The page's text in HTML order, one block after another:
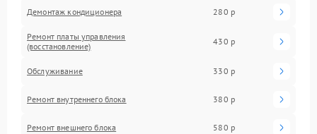
Демонтаж кондиционера 280 р
Ремонт платы управления
(восстановление)
430 р
Обслуживание 330 р
Ремонт внутреннего блока 380 р
Ремонт внешнего блока 580 р